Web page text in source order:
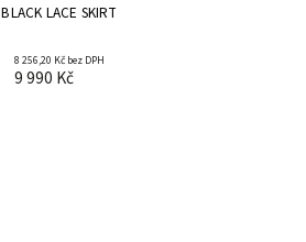
BLACK LACE SKIRT
8 256,20 Kč bez DPH
9 990 Kč